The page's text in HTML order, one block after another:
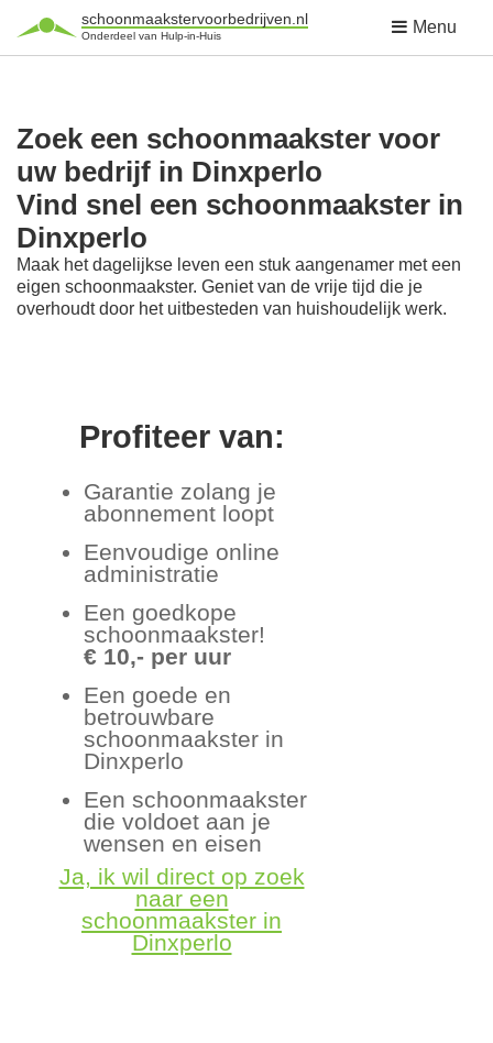
schoonmaakstervoorbedrijven.nl
Onderdeel van Hulp-in-Huis Menu
Zoek een schoonmaakster voor
uw bedrijf in Dinxperlo
Vind snel een schoonmaakster in
Dinxperlo
Maak het dagelijkse leven een stuk aangenamer met een
eigen schoonmaakster. Geniet van de vrije tijd die je
overhoudt door het uitbesteden van huishoudelijk werk.
Profiteer van:
Garantie zolang je
abonnement loopt
Eenvoudige online
administratie
Een goedkope
schoonmaakster!
€ 10,- per uur
Een goede en
betrouwbare
schoonmaakster in
Dinxperlo
Een schoonmaakster
die voldoet aan je
wensen en eisen
Ja, ik wil direct op zoek
naar een
schoonmaakster in
Dinxperlo